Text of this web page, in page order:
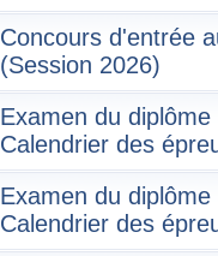
Concours d'entrée
(Session 2026)
Examen du
Calendrier des
Examen du
Calendrier des